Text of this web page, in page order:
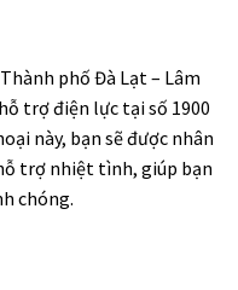
phố Đà Lạt – Lâm
trợ điện lực tại số 1900
này, bạn sẽ được nhân
trợ nhiệt tình, giúp bạn
chóng.